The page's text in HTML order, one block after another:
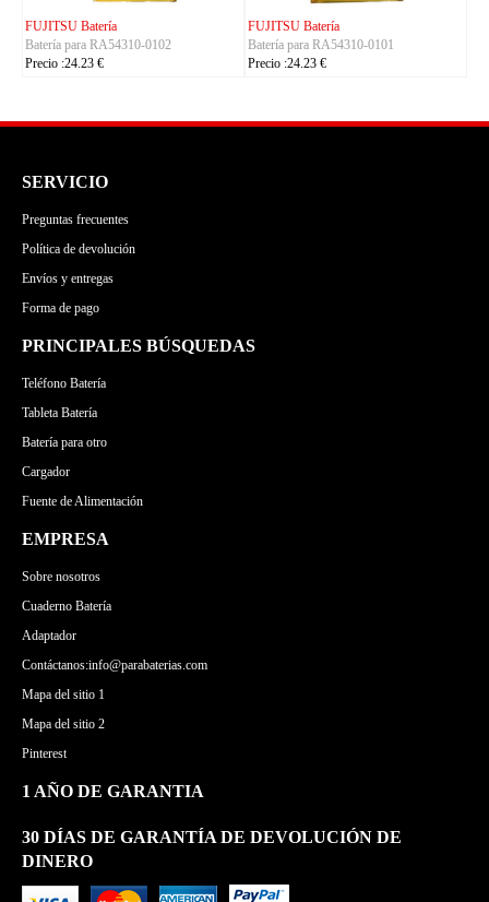
KYOCERA Batería
Batería para 5AAXBT155
Precio :24.23 €
ACE Batería
Batería para BAS022
Precio :24.23 €
SERVICIO
Preguntas frecuentes
Política de devolución
Envíos y entregas
Forma de pago
PRINCIPALES BÚSQUEDAS
Teléfono Batería
Tableta Batería
Batería para otro
Cargador
Fuente de Alimentación
EMPRESA
Sobre nosotros
Cuaderno Batería
Adaptador
Contáctanos:info@parabaterias.com
Mapa del sitio 1
Mapa del sitio 2
Pinterest
1 AÑO DE GARANTIA
30 DÍAS DE GARANTÍA DE DEVOLUCIÓN DE
DINERO